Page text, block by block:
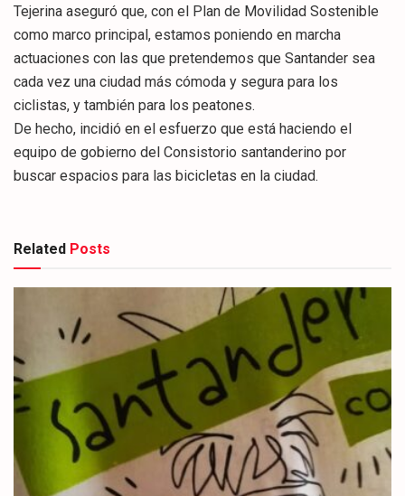
Tejerina aseguró que, con el Plan de Movilidad Sostenible
como marco principal, estamos poniendo en marcha
actuaciones con las que pretendemos que Santander sea
cada vez una ciudad más cómoda y segura para los
ciclistas, y también para los peatones.
De hecho, incidió en el esfuerzo que está haciendo el
equipo de gobierno del Consistorio santanderino por
buscar espacios para las bicicletas en la ciudad.
Related Posts